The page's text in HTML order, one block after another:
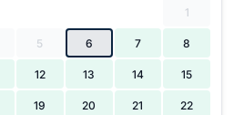
1
5 6 7 8
12 13 14 15
19 20 21 22